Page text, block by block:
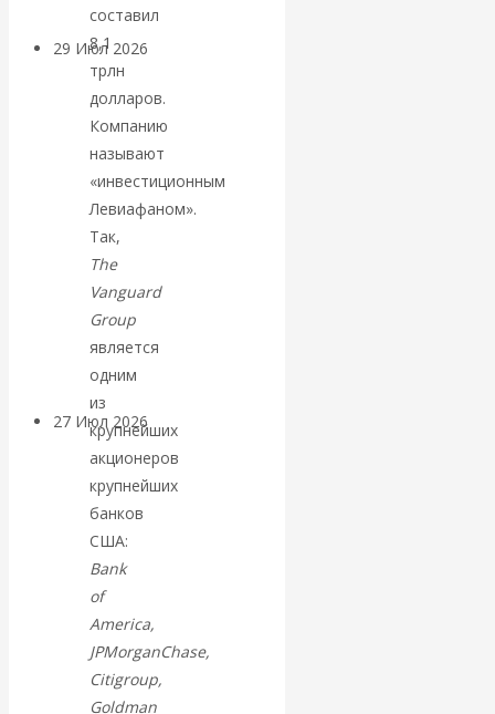
29 Июл 2026
финансовая олигархия
Валентин
Катасонов.
«Мировые
ростовщики»:
вчера и сегодня
27 Июл 2026
Валентин
КАтасонов.
«МЕТОД
ОТМЫВАНИЯ
составил
8,1
трлн
долларов.
Компанию
называют
«инвестиционным
Левиафаном».
Так,
The
Vanguard
Group
является
одним
из
крупнейших
акционеров
крупнейших
банков
США:
Bank
of
America,
JPMorganChase,
Citigroup,
Goldman